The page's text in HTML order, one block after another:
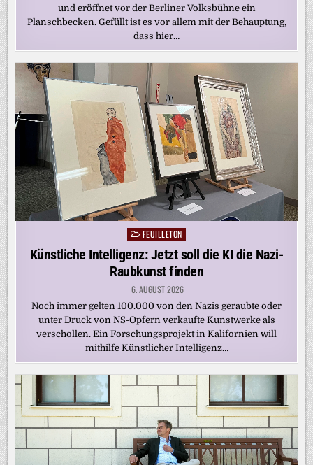
und eröffnet vor der Berliner Volksbühne ein
Planschbecken. Gefüllt ist es vor allem mit der Behauptung,
dass hier…
PostedFEUILLETON
Künstliche Intelligenz: Jetzt soll die KI die Nazi-
Raubkunst finden
6. AUGUST 2026
Noch immer gelten 100.000 von den Nazis geraubte oder
unter Druck von NS-Opfern verkaufte Kunstwerke als
verschollen. Ein Forschungsprojekt in Kalifornien will
mithilfe Künstlicher Intelligenz…